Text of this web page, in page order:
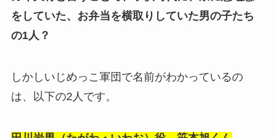
をしていた、お弁当を横取りしていた男の子たち
の1人？
しかしいじめっこ軍団で名前がわかっているの
は、以下の2人です。